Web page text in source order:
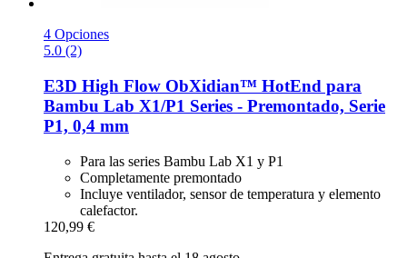
4 Opciones
5.0 (2)
E3D High Flow ObXidian™ HotEnd para
Bambu Lab X1/P1 Series -​ Premontado, Serie
P1, 0,4 mm
Para las series Bambu Lab X1 y P1
Completamente premontado
Incluye ventilador, sensor de temperatura y elemento
calefactor.
120,99 €